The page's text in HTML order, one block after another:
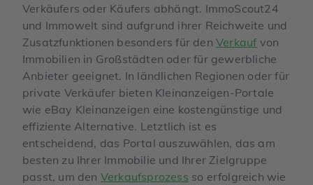
Verkäufers oder Käufers abhängt. ImmoScout24
und Immowelt sind aufgrund ihrer Reichweite und
Zusatzfunktionen besonders für den Verkauf von
Immobilien in Großstädten oder für gewerbliche
Anbieter geeignet. In ländlichen Regionen oder für
private Verkäufer bieten Kleinanzeigen-Portale
wie eBay Kleinanzeigen eine kostengünstige und
effiziente Alternative. Letztlich ist es
entscheidend, das Portal auszuwählen, das am
besten zu Ihrer Immobilie und Ihrer Zielgruppe
passt, um den Verkaufsprozess so erfolgreich wie